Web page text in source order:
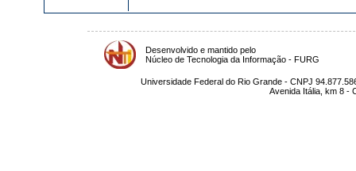
Desenvolvido e mantido pelo
Núcleo de Tecnologia da Informação - FURG
Universidade Federal do Rio Grande - CNPJ
Avenida Itália, km 8 -